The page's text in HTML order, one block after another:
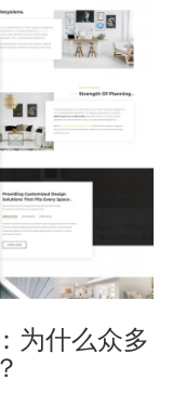
为什么众多